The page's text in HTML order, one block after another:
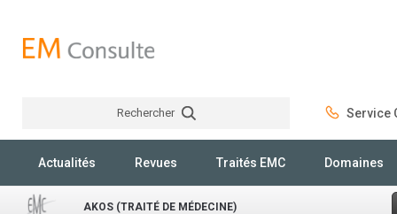
Rechercher Service
Actualités Revues Traités EMC Domaines
AKOS (TRAITÉ DE MÉDECINE)